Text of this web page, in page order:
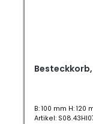
B: 100 mm H: 120
Artikel: